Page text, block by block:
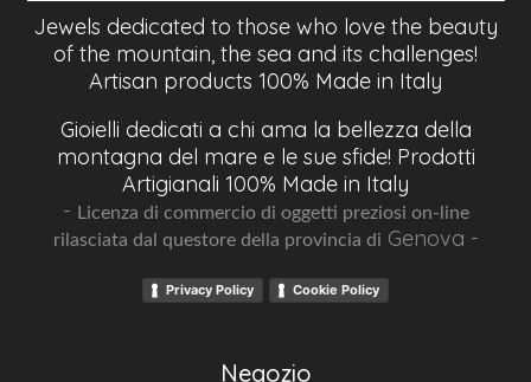
Jewels dedicated to those who love the beauty
of the mountain, the sea and its challenges!
Artisan products 100% Made in Italy
Gioielli dedicati a chi ama la bellezza della
montagna del mare e le sue sfide! Prodotti
Artigianali 100% Made in Italy
- Licenza di commercio di oggetti preziosi on-line
rilasciata dal questore della provincia di Genova -
Privacy Policy Cookie Policy
Negozio